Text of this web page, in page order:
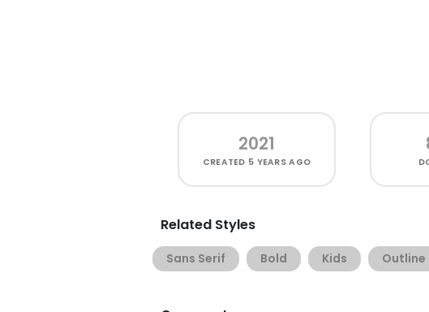
2021
CREATED 5 YEARS AGO
Related Styles
Sans Serif Bold Kids Outline